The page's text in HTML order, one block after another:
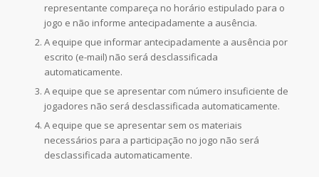
representante compareça no horário estipulado para o
jogo e não informe antecipadamente a ausência.
A equipe que informar antecipadamente a ausência por
escrito (e-mail) não será desclassificada
automaticamente.
A equipe que se apresentar com número insuficiente de
jogadores não será desclassificada automaticamente.
A equipe que se apresentar sem os materiais
necessários para a participação no jogo não será
desclassificada automaticamente.